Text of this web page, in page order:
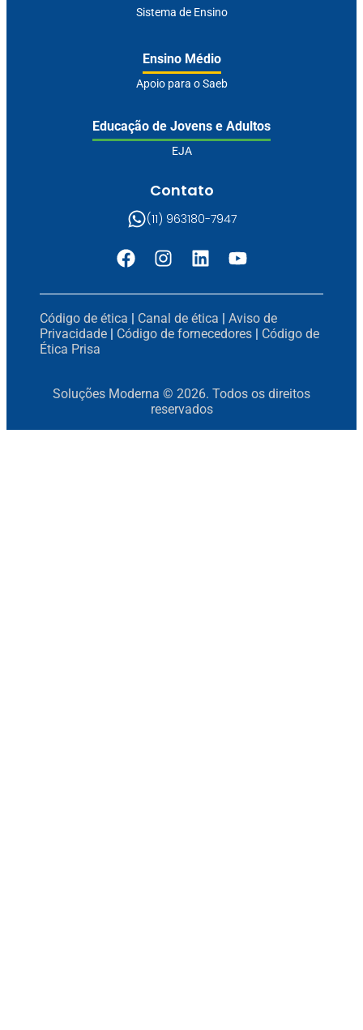
Sistema de Ensino
Ensino Médio
Apoio para o Saeb
Educação de Jovens e Adultos
EJA
Contato
(11) 963180-7947
Código de ética | Canal de ética |Aviso de
Privacidade | Código de fornecedores | Código de
Ética Prisa
Soluções Moderna © 2026. Todos os direitos
reservados